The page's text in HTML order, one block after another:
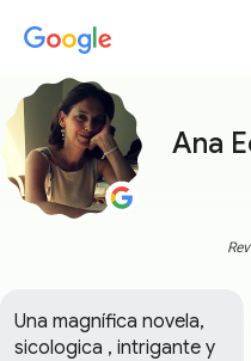
Ana
Una magnífica novela,
sicologica , intrigante y